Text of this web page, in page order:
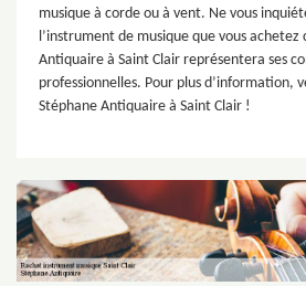
musique à corde ou à vent. Ne vous
l’instrument de musique que vous achetez
Antiquaire à Saint Clair représentera ses
professionnelles. Pour plus d’information,
Stéphane Antiquaire à Saint Clair !